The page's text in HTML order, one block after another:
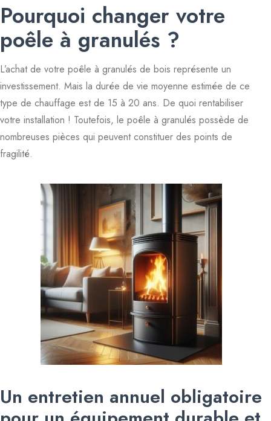
Pourquoi changer votre
poêle à granulés ?
L’achat de votre poêle à granulés de bois représente un
investissement. Mais la durée de vie moyenne estimée de ce
type de chauffage est de 15 à 20 ans. De quoi rentabiliser
votre installation ! Toutefois, le poêle à granulés possède de
nombreuses pièces qui peuvent constituer des points de
fragilité.
Un entretien annuel obligatoire